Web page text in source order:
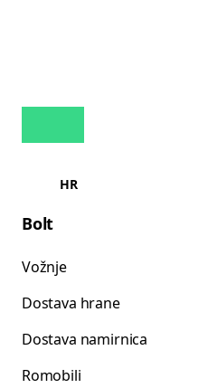
HR
Bolt
Vožnje
Dostava hrane
Dostava namirnica
Romobili